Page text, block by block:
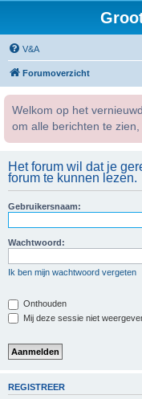
V&A
Forumoverzicht
Welkom op het
om alle berichten te
Het forum wil dat je
forum te kunnen lezen.
Gebruikersnaam:
Wachtwoord:
Ik ben mijn wachtwoord vergeten
Onthouden
Mij deze sessie niet
REGISTREER